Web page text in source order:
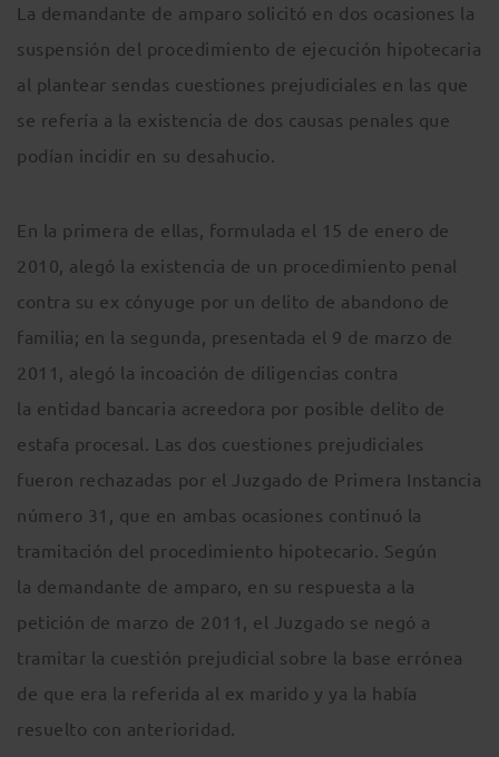
La demandante de amparo solicitó en dos ocasiones la
suspensión del procedimiento de ejecución hipotecaria
al plantear sendas cuestiones prejudiciales en las que
se refería a la existencia de dos causas penales que
podían incidir en su desahucio.
En la primera de ellas, formulada el 15 de enero de
2010, alegó la existencia de un procedimiento penal
contra su ex cónyuge por un delito de abandono de
familia; en la segunda, presentada el 9 de marzo de
2011, alegó la incoación de diligencias contra
la entidad bancaria acreedora por posible delito de
estafa procesal. Las dos cuestiones prejudiciales
fueron rechazadas por el Juzgado de Primera Instancia
número 31, que en ambas ocasiones continuó la
tramitación del procedimiento hipotecario. Según
la demandante de amparo, en su respuesta a la
petición de marzo de 2011, el Juzgado se negó a
tramitar la cuestión prejudicial sobre la base errónea
de que era la referida al ex marido y ya la había
resuelto con anterioridad.